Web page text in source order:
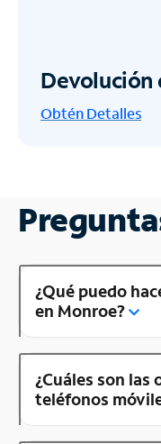
Devolución
ObténDetalles
¿Qué puedo
en Monroe?
¿Cuáles son
teléfonos